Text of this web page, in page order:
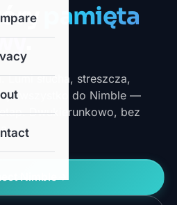
pamięta
.
Lumi słucha, streszcza,
wszystko do Nimble —
Dwukierunkowo, bez